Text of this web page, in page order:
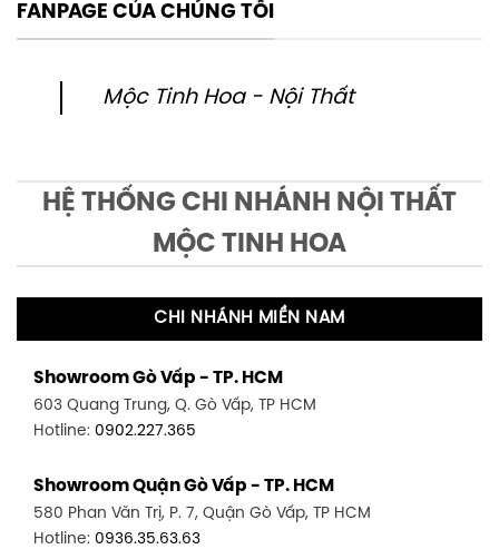
FANPAGE CỦA CHÚNG TÔI
Mộc Tinh Hoa - Nội Thất
HỆ THỐNG CHI NHÁNH NỘI THẤT
MỘC TINH HOA
CHI NHÁNH MIỀN NAM
Showroom Gò Vấp - TP. HCM
603 Quang Trung, Q. Gò Vấp, TP HCM
Hotline: 0902.227.365
Showroom Quận Gò Vấp - TP. HCM
580 Phan Văn Trị, P. 7, Quận Gò Vấp, TP HCM
Hotline: 0936.35.63.63